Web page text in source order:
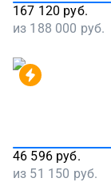
167 120 руб.
из 188 000 руб.
46 596 руб.
из 51 150 руб.